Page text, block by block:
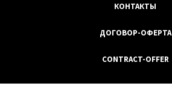
КОНТАКТЫ
ДОГОВОР-ОФЕРТА
CONTRACT-OFFER